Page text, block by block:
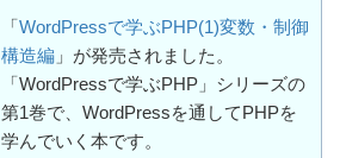
「 WordPressで学ぶPHP(1)変数・制御
構造編 」が発売されました。
「WordPressで学ぶPHP」シリーズの
第1巻で、WordPressを通してPHPを
学んでいく本です。